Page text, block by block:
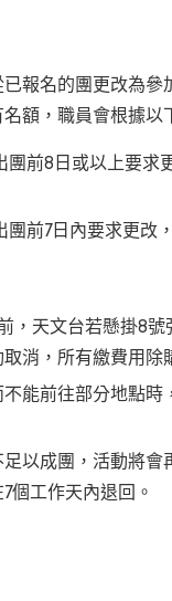
報名的團更改為
額，職員會根據以
團前8日或以上要求
團前7日內要求更改
，天文台若懸掛8
消，所有繳費用除
能前往部分地點
以成團，活動將
個工作天內退回。